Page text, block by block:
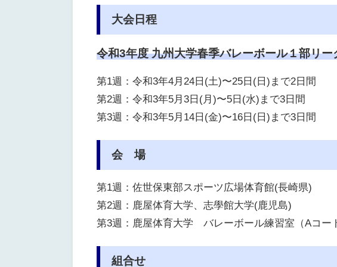
大会日程
令和3年度 九州大学春季バレーボール１部リー
第1週：令和3年4月24日(土)〜25日(日)まで2日間
第2週：令和3年5月3日(月)〜5日(水)まで3日間
第3週：令和3年5月14日(金)〜16日(日)まで3日間
会 場
第1週：佐世保東部スポーツ広場体育館(長崎県)
第2週：鹿屋体育大学、志學館大学(鹿児島)
第3週： 鹿屋体育大学 バレーボール練習室（Aコー
組合せ